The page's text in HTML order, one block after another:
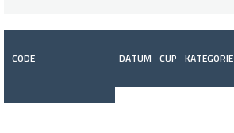
CODE DATUM CUP KATEGORIE